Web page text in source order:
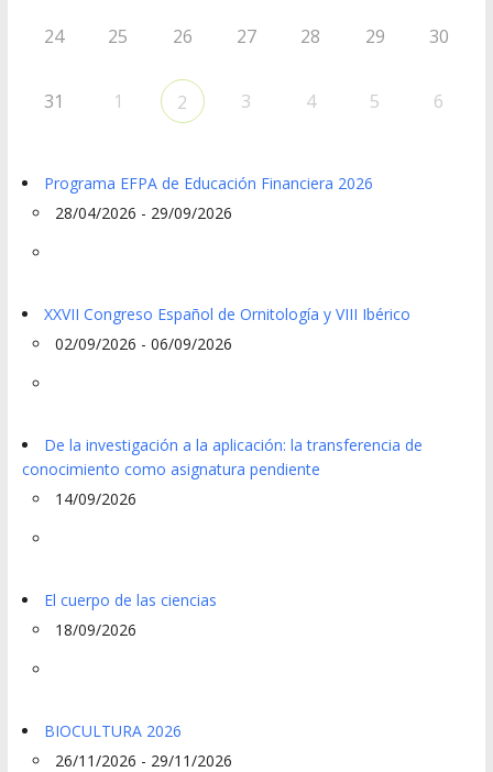
24 25 26 27 28 29 30
31 1 2 3 4 5 6
Programa EFPA de Educación Financiera 2026
28/04/2026 - 29/09/2026
XXVII Congreso Español de Ornitología y VIII Ibérico
02/09/2026 - 06/09/2026
De la investigación a la aplicación: la transferencia de
conocimiento como asignatura pendiente
14/09/2026
El cuerpo de las ciencias
18/09/2026
BIOCULTURA 2026
26/11/2026 - 29/11/2026